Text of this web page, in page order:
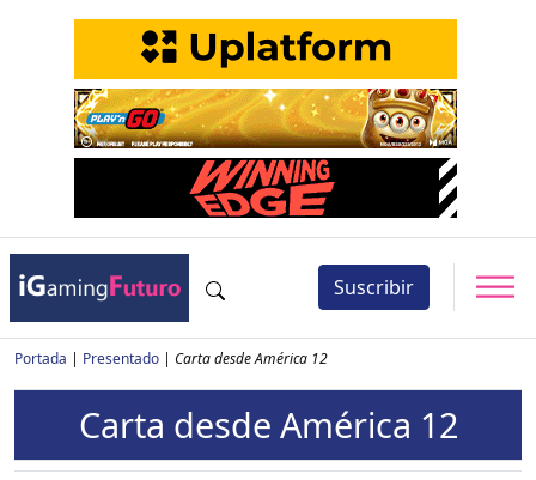
Suscribir
Portada | Presentado | Carta desde América 12
Carta desde América 12